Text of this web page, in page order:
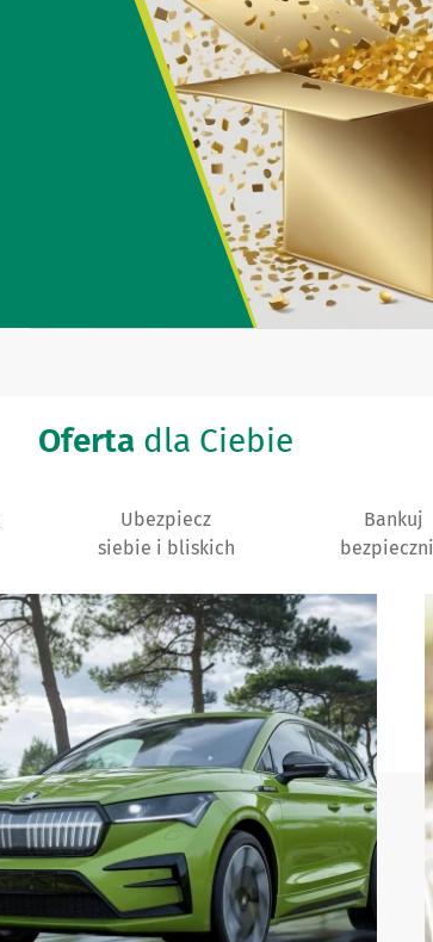
Oferta dla Ciebie
Ubezpiecz
siebie i bliskich
Bankuj